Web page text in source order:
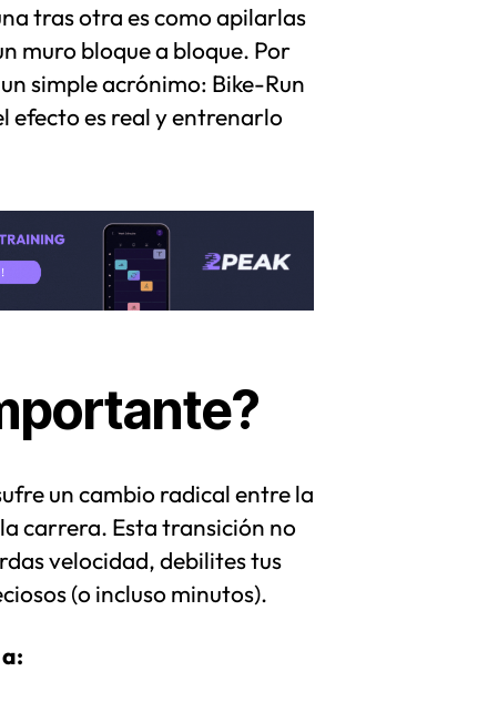
tras otra es como apilarlas
muro bloque a bloque. Por
simple acrónimo: Bike-Run
efecto es real y entrenarlo
un cambio radical entre la
carrera. Esta transición no
velocidad, debilites tus
(o incluso minutos).